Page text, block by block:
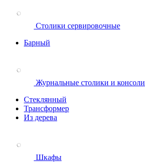
Столики сервировочные
Барный
Журнальные столики и консоли
Стеклянный
Трансформер
Из дерева
Шкафы